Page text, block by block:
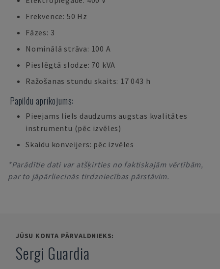
Frekvence: 50 Hz
Fāzes: 3
Nominālā strāva: 100 A
Pieslēgtā slodze: 70 kVA
Ražošanas stundu skaits: 17 043 h
Papildu aprīkojums:
Pieejams liels daudzums augstas kvalitātes
instrumentu (pēc izvēles)
Skaidu konveijers: pēc izvēles
*Parādītie dati var atšķirties no faktiskajām vērtībām,
par to jāpārliecinās tirdzniecības pārstāvim.
JŪSU KONTA PĀRVALDNIEKS:
Sergi Guardia